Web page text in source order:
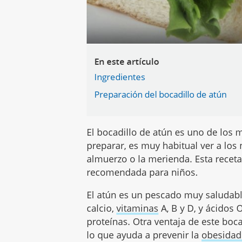
En este artículo
Ingredientes
Preparación del bocadillo de atún
El bocadillo de atún es uno de los
preparar, es muy habitual ver a
almuerzo o la merienda. Esta
recomendada para niños.
El atún es un pescado muy
calcio,vitaminas A, B y D, y ácidos
proteínas. Otra ventaja de este
lo que ayuda a prevenir la